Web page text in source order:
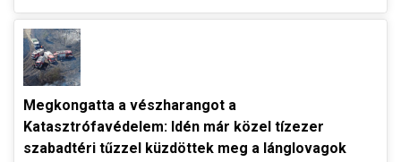
Megkongatta a vészharangot a
Katasztrófavédelem: Idén már közel tízezer
szabadtéri tűzzel küzdöttek meg a lánglovagok